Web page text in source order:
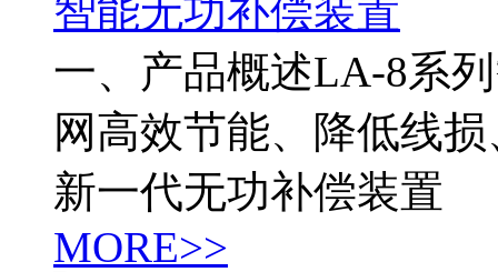
智能无功补偿装置
一、产品概述LA-8系
网高效节能、降低线
新一代无功补偿装置
MORE>>